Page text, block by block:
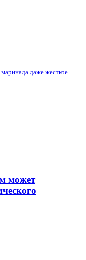
даже жесткое
может